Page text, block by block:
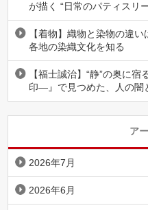
が描く “日常のパティスリ
【着物】織物と染物の違
各地の染織文化を知る
【福士誠治】“静”の奥に
印―』で見つめた、人の闇
ア
2026年7月
2026年6月